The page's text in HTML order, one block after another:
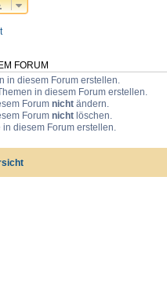
FORUM
in diesem Forum erstellen.
in diesem Forum erstellen.
Forum nicht ändern.
Forum nicht löschen.
diesem Forum erstellen.